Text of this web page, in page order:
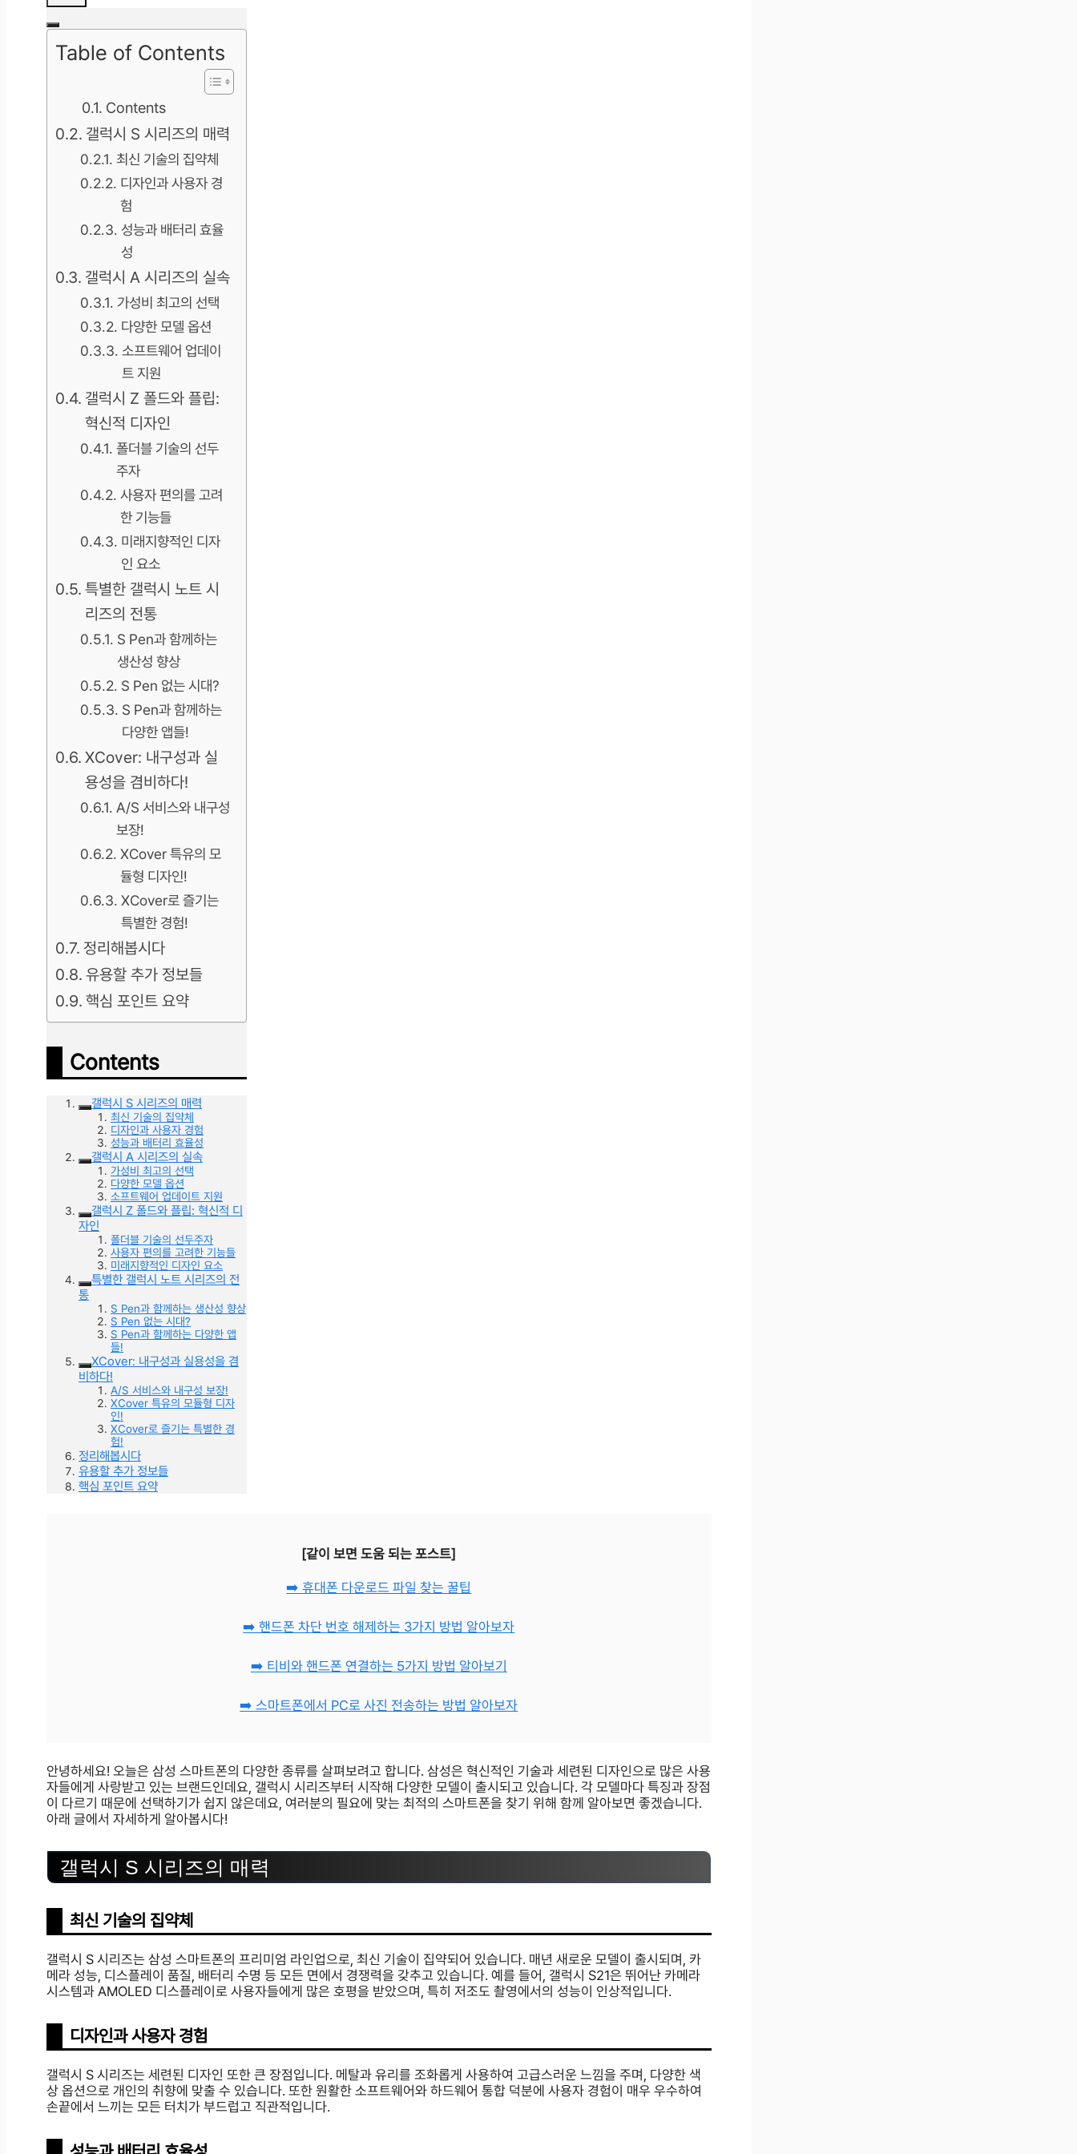
Table of Contents
Contents
갤럭시 S 시리즈의 매력
최신 기술의 집약체
디자인과 사용자 경
험
성능과 배터리 효율
성
갤럭시 A 시리즈의 실속
가성비 최고의 선택
다양한 모델 옵션
소프트웨어 업데이
트 지원
갤럭시 Z 폴드와 플립:
혁신적 디자인
폴더블 기술의 선두
주자
사용자 편의를 고려
한 기능들
미래지향적인 디자
인 요소
특별한 갤럭시 노트 시
리즈의 전통
S Pen과 함께하는
생산성 향상
S Pen 없는 시대?
S Pen과 함께하는
다양한 앱들!
XCover: 내구성과 실
용성을 겸비하다!
A/S 서비스와 내구성
보장!
XCover 특유의 모
듈형 디자인!
XCover로 즐기는
특별한 경험!
정리해봅시다
유용할 추가 정보들
핵심 포인트 요약
Contents
갤럭시 S 시리즈의 매력
최신 기술의 집약체
디자인과 사용자 경험
성능과 배터리 효율성
갤럭시 A 시리즈의 실속
가성비 최고의 선택
다양한 모델 옵션
소프트웨어 업데이트 지원
갤럭시 Z 폴드와 플립: 혁신적 디
자인
폴더블 기술의 선두주자
사용자 편의를 고려한 기능들
미래지향적인 디자인 요소
특별한 갤럭시 노트 시리즈의 전
통
S Pen과 함께하는 생산성 향상
S Pen 없는 시대?
S Pen과 함께하는 다양한 앱
들!
XCover: 내구성과 실용성을 겸
비하다!
A/S 서비스와 내구성 보장!
XCover 특유의 모듈형 디자
인!
XCover로 즐기는 특별한 경
험!
정리해봅시다
유용할 추가 정보들
핵심 포인트 요약
[같이 보면 도움 되는 포스트]
➡️ 휴대폰 다운로드 파일 찾는 꿀팁
➡️ 핸드폰 차단 번호 해제하는 3가지 방법 알아보자
➡️ 티비와 핸드폰 연결하는 5가지 방법 알아보기
➡️ 스마트폰에서 PC로 사진 전송하는 방법 알아보자
안녕하세요! 오늘은 삼성 스마트폰의 다양한 종류를 살펴보려고 합니다. 삼성은 혁신적인 기술과 세련된 디자인으로 많은 사용
자들에게 사랑받고 있는 브랜드인데요, 갤럭시 시리즈부터 시작해 다양한 모델이 출시되고 있습니다. 각 모델마다 특징과 장점
이 다르기 때문에 선택하기가 쉽지 않은데요, 여러분의 필요에 맞는 최적의 스마트폰을 찾기 위해 함께 알아보면 좋겠습니다.
아래 글에서 자세하게 알아봅시다!
갤럭시 S 시리즈의 매력
최신 기술의 집약체
갤럭시 S 시리즈는 삼성 스마트폰의 프리미엄 라인업으로, 최신 기술이 집약되어 있습니다. 매년 새로운 모델이 출시되며, 카
메라 성능, 디스플레이 품질, 배터리 수명 등 모든 면에서 경쟁력을 갖추고 있습니다. 예를 들어, 갤럭시 S21은 뛰어난 카메라
시스템과 AMOLED 디스플레이로 사용자들에게 많은 호평을 받았으며, 특히 저조도 촬영에서의 성능이 인상적입니다.
디자인과 사용자 경험
갤럭시 S 시리즈는 세련된 디자인 또한 큰 장점입니다. 메탈과 유리를 조화롭게 사용하여 고급스러운 느낌을 주며, 다양한 색
상 옵션으로 개인의 취향에 맞출 수 있습니다. 또한 원활한 소프트웨어와 하드웨어 통합 덕분에 사용자 경험이 매우 우수하여
손끝에서 느끼는 모든 터치가 부드럽고 직관적입니다.